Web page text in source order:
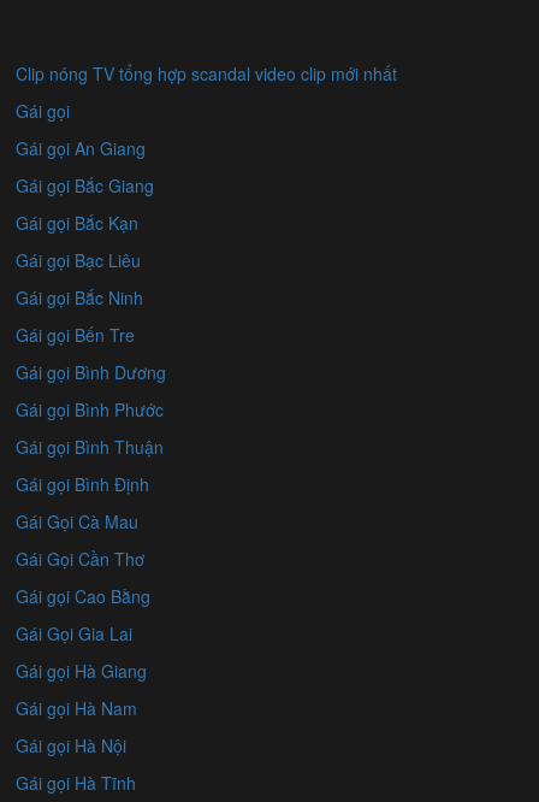
Clip nóng TV tổng hợp scandal video clip mới nhất
Gái gọi
Gái gọi An Giang
Gái gọi Bắc Giang
Gái gọi Bắc Kạn
Gái gọi Bạc Liêu
Gái gọi Bắc Ninh
Gái gọi Bến Tre
Gái gọi Bình Dương
Gái gọi Bình Phước
Gái gọi Bình Thuận
Gái gọi Bình Định
Gái Gọi Cà Mau
Gái Gọi Cần Thơ
Gái gọi Cao Bằng
Gái Gọi Gia Lai
Gái gọi Hà Giang
Gái gọi Hà Nam
Gái gọi Hà Nội
Gái gọi Hà Tĩnh